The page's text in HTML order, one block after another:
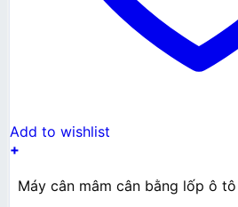
Add to wishlist
+
Máy cân mâm cân bằng lốp ô tô